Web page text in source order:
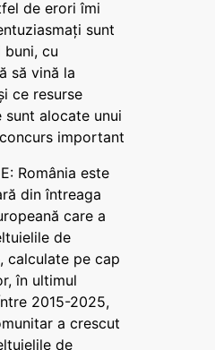
de erori îmi
sunt
cu
să vină la
ce resurse
sunt alocate unui
important
România este
din întreaga
care a
de
calculate pe cap
în ultimul
2015-2025,
a crescut
de